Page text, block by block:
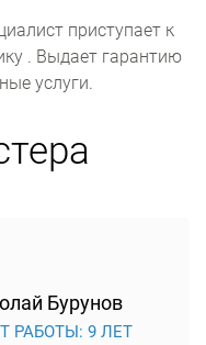
приступает к
. Выдает гарантию
услуги.
Бурунов
РАБОТЫ: 9 ЛЕТ